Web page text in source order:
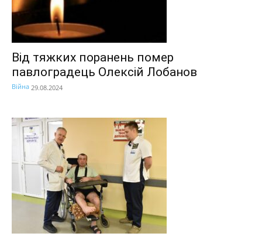
Від тяжких поранень помер
павлоградець Олексій Лобанов
Війна 29.08.2024